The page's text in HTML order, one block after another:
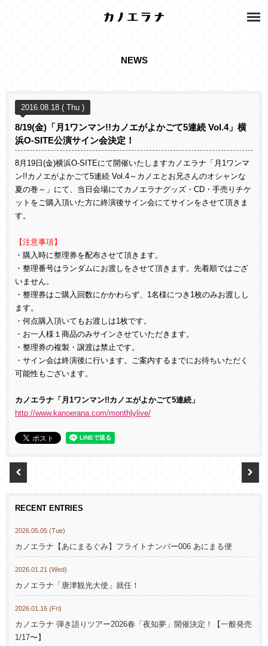
NEWS
2016.08.18 ( Thu )
8/19(金)「月1ワンマン!!カノエがよかごて5連続 Vol.4」横
浜O-SITE公演サイン会決定！
8月19日(金)横浜O-SITEにて開催いたしますカノエラナ「月1ワンマ
ン!!カノエがよかごて5連続 Vol.4～カノエとお兄さんのオシャンな
夏の巻～」にて、当日会場にてカノエラナグッズ・CD・手売りチケ
ットをご購入頂いた方に終演後サイン会にてサインをさせて頂きま
す。
【注意事項】
・購入時に整理券を配布させて頂きます。
・整理番号はランダムにお渡しをさせて頂きます。先着順ではござ
いません。
・整理券はご購入回数にかかわらず、1名様につき1枚のみお渡しし
ます。
・何点購入頂いてもお渡しは1枚です。
・お一人様１商品のみサインさせていただきます。
・整理券の複製・譲渡は禁止です。
・サイン会は終演後に行います。ご案内するまでにお待ちいただく
可能性もございます。
カノエラナ「月1ワンマン!!カノエがよかごて5連続」
http://www.kanoerana.com/monthlylive/
RECENT ENTRIES
2026.05.05 (Tue)
カノエラナ【あにまるぐみ】フライトナンバー006 あにまる便
2026.01.21 (Wed)
カノエラナ「唐津観光大使」就任！
2026.01.16 (Fri)
カノエラナ 弾き語りツアー2026春「夜知夢」開催決定！【一般発売
1/17〜】